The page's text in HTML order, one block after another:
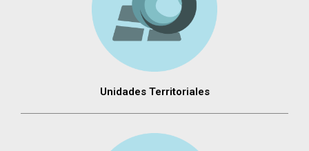
Unidades Territoriales